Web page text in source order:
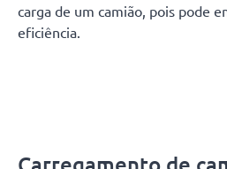
carga de um camião, pois pode
eficiência.